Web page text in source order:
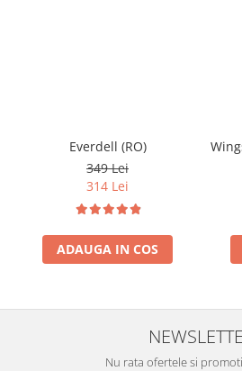
Everdell (RO)
349 Lei
314 Lei
ADAUGA IN COS
Nu rata ofertele si